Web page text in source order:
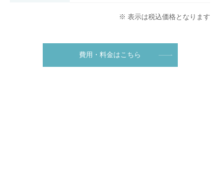
※ 表示は税込価格となります
費用・料金はこちら